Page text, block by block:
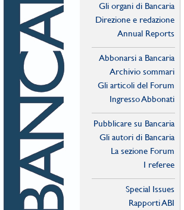
Gli organi di Bancaria
Direzione e redazione
Annual Reports
Abbonarsi a Bancaria
Archivio sommari
Gli articoli del Forum
Ingresso Abbonati
Pubblicare su Bancaria
Gli autori di Bancaria
La sezione Forum
I referee
Special Issues
Rapporti ABI